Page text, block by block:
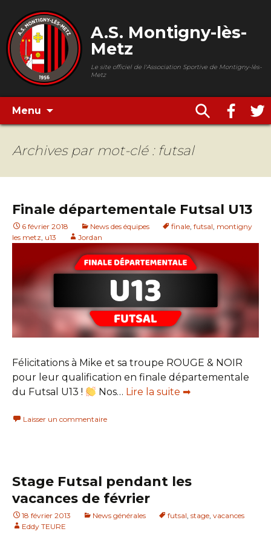
A.S. Montigny-lès-
Metz
Le site officiel de l'Association Sportive de Montigny-lès-
Metz
Menu
Archives par mot-clé : futsal
Finale départementale Futsal U13
6 février 2018 News des équipes finale, futsal, montigny
les metz, u13 Jordan
Félicitations à Mike et sa troupe ROUGE & NOIR
pour leur qualification en finale départementale
du Futsal U13 !
Nos… Lire la suite ➡
Laisser un commentaire
Stage Futsal pendant les
vacances de février
18 février 2013 News générales futsal stage vacances
Eddy TEURE